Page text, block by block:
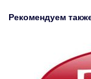
Рекомендуем